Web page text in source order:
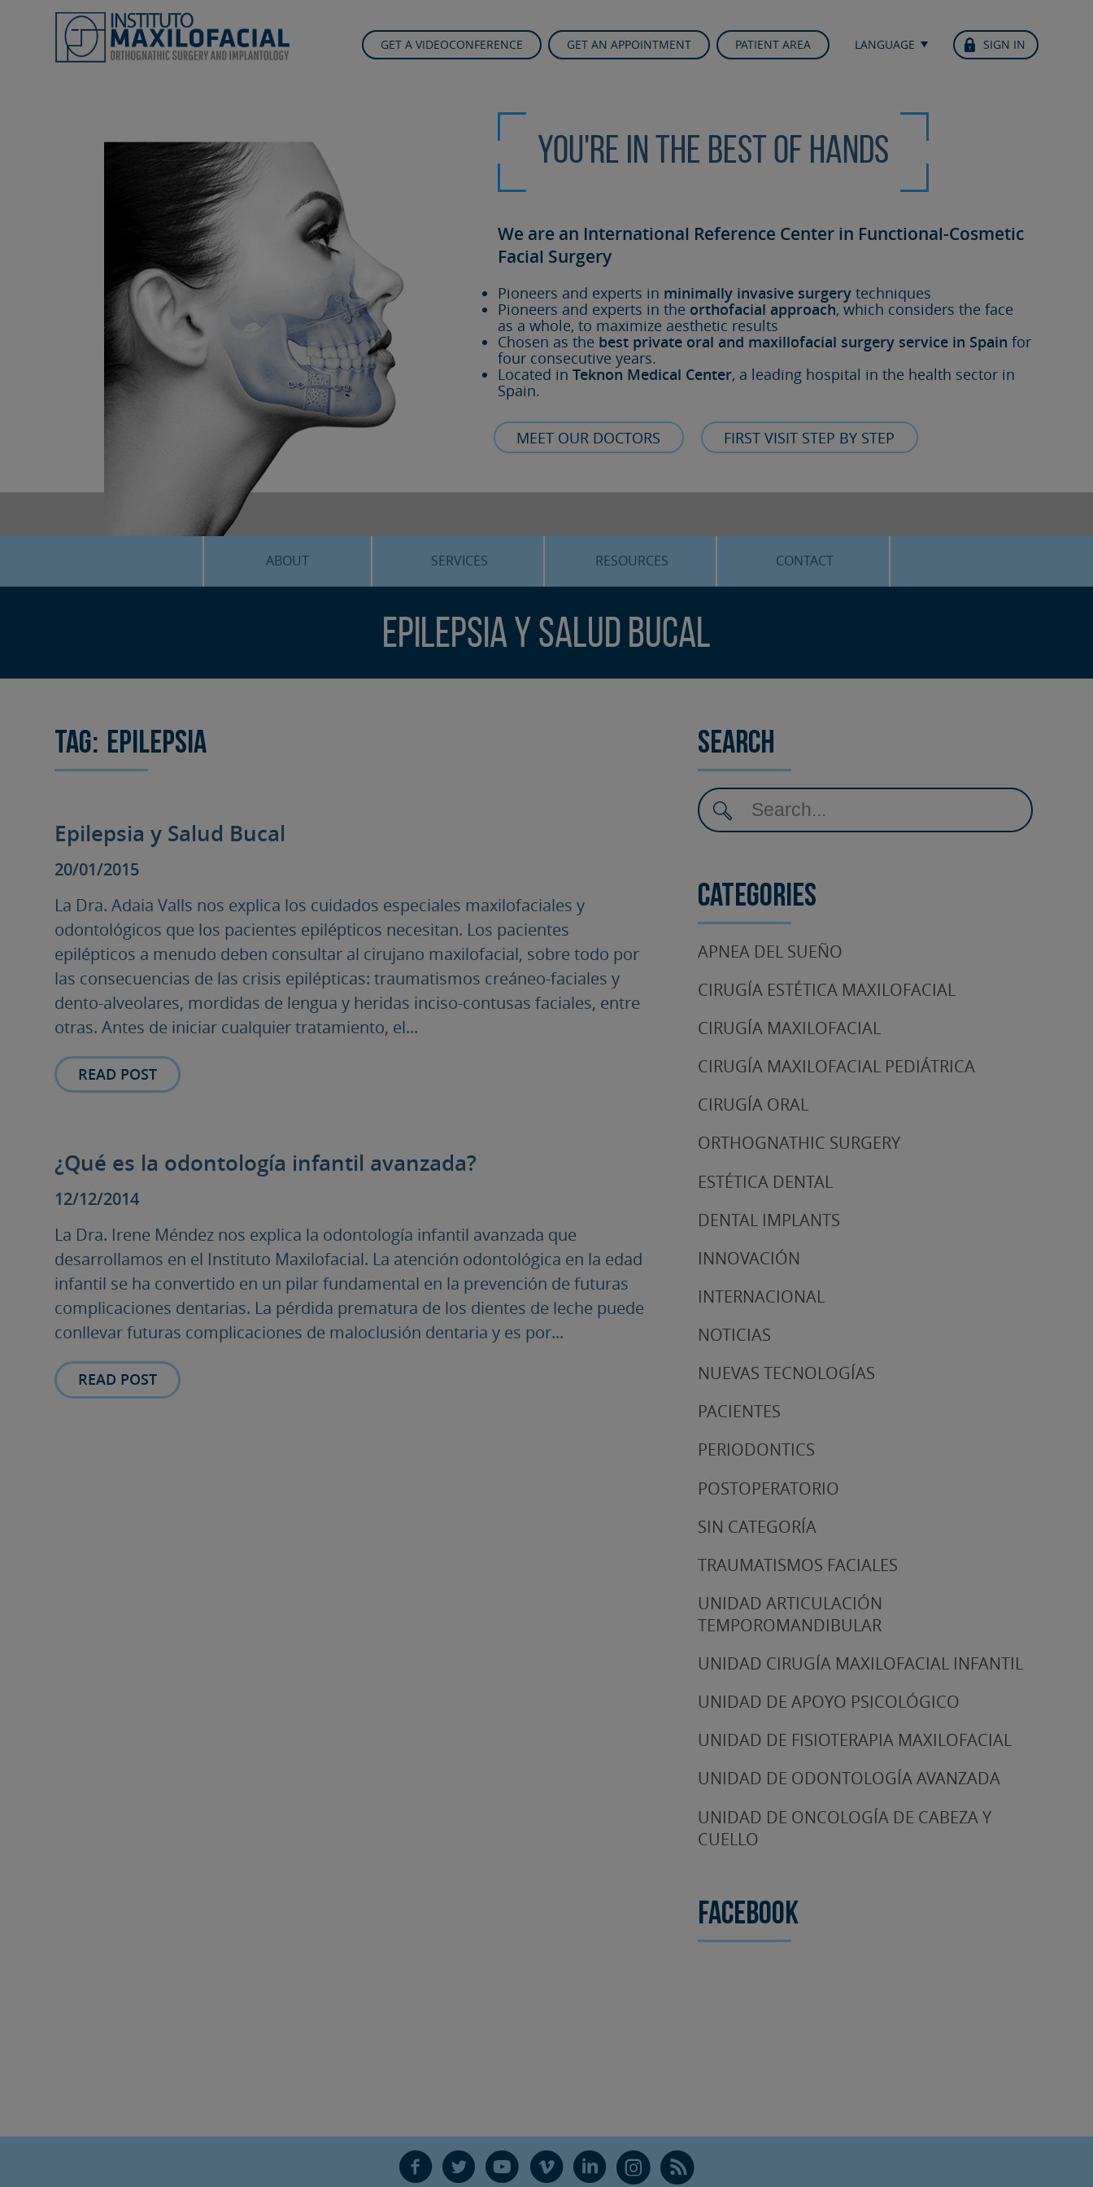
GET A VIDEOCONFERENCE GET AN APPOINTMENT PATIENT AREA LANGUAGE SIGN IN
You're in the best of hands
We are an International Reference Center in Functional-Cosmetic
Facial Surgery
Pioneers and experts in minimally invasive surgery techniques
Pioneers and experts in the orthofacial approach, which considers the face
as a whole, to maximize aesthetic results
Chosen as the best private oral and maxillofacial surgery service in Spain for
four consecutive years.
Located inTeknon Medical Center, a leading hospital in the health sector in
Spain.
MEET OUR DOCTORS FIRST VISIT STEP BY STEP
ABOUT SERVICES
SLEEP APNEA
RESOURCES
BLOG
CONTACT
Epilepsia y Salud Bucal
Tag: Epilepsia
Epilepsia y Salud Bucal
20/01/2015
La Dra. Adaia Valls nos explica los cuidados especiales maxilofaciales y
odontológicos que los pacientes epilépticos necesitan. Los pacientes
epilépticos a menudo deben consultar al cirujano maxilofacial, sobre todo por
las consecuencias de las crisis epilépticas: traumatismos creáneo-faciales y
dento-alveolares, mordidas de lengua y heridas inciso-contusas faciales, entre
otras. Antes de iniciar cualquier tratamiento, el...
READ POST
¿Qué es la odontología infantil avanzada?
12/12/2014
La Dra. Irene Méndez nos explica la odontología infantil avanzada que
desarrollamos en el Instituto Maxilofacial. La atención odontológica en la edad
infantil se ha convertido en un pilar fundamental en la prevención de futuras
complicaciones dentarias. La pérdida prematura de los dientes de leche puede
conllevar futuras complicaciones de maloclusión dentaria y es por...
READ POST
Search
Categories
APNEA DEL SUEÑO
CIRUGÍA ESTÉTICA MAXILOFACIAL
CIRUGÍA MAXILOFACIAL
CIRUGÍA MAXILOFACIAL PEDIÁTRICA
CIRUGÍA ORAL
ORTHOGNATHIC SURGERY
ESTÉTICA DENTAL
DENTAL IMPLANTS
INNOVACIÓN
INTERNACIONAL
NOTICIAS
NUEVAS TECNOLOGÍAS
PACIENTES
PERIODONTICS
POSTOPERATORIO
SIN CATEGORÍA
TRAUMATISMOS FACIALES
UNIDAD ARTICULACIÓN
TEMPOROMANDIBULAR
UNIDAD CIRUGÍA MAXILOFACIAL INFANTIL
UNIDAD DE APOYO PSICOLÓGICO
UNIDAD DE FISIOTERAPIA MAXILOFACIAL
UNIDAD DE ODONTOLOGÍA AVANZADA
UNIDAD DE ONCOLOGÍA DE CABEZA Y
CUELLO
Facebook
F T Y V L Ñ R